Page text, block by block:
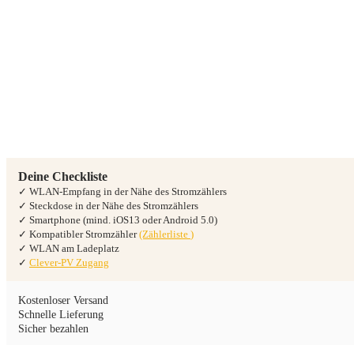
Deine Checkliste
✓ WLAN-Empfang in der Nähe des Stromzählers
✓ Steckdose in der Nähe des Stromzählers
✓ Smartphone (mind. iOS13 oder Android 5.0)
✓ Kompatibler Stromzähler(Zählerliste )
✓ WLAN am Ladeplatz
✓ Clever-PV Zugang
Kostenloser Versand
Schnelle Lieferung
Sicher bezahlen